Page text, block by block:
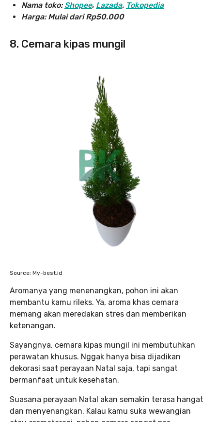
Nama toko: Shopee, Lazada, Tokopedia
Harga:Mulai dari Rp50.000
8. Cemara kipas mungil
Source: My-best.id
Aromanya yang menenangkan, pohon ini akan
membantu kamu rileks. Ya, aroma khas cemara
memang akan meredakan stres dan memberikan
ketenangan.
Sayangnya, cemara kipas mungil ini membutuhkan
perawatan khusus. Nggak hanya bisa dijadikan
dekorasi saat perayaan Natal saja, tapi sangat
bermanfaat untuk kesehatan.
Suasana perayaan Natal akan semakin terasa hangat
dan menyenangkan. Kalau kamu suka wewangian